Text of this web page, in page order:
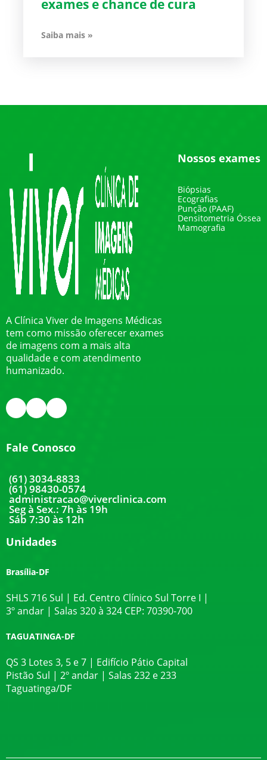
exames e chance de cura
Saiba mais »
A Clínica Viver de Imagens Médicas
tem como missão oferecer exames
de imagens com a mais alta
qualidade e com atendimento
humanizado.
Nossos exames
Biópsias
Ecografias
Punção (PAAF)
Densitometria Óssea
Mamografia
Fale Conosco
(61) 3034-8833
(61) 98430-0574
administracao@viverclinica.com
Seg à Sex.: 7h às 19h
Sáb 7:30 às 12h
Unidades
Brasília-DF
SHLS 716 Sul | Ed. Centro Clínico Sul Torre I |
3º andar | Salas 320 à 324 CEP: 70390-700
TAGUATINGA-DF
QS 3 Lotes 3, 5 e 7 | Edifício Pátio Capital
Pistão Sul | 2º andar | Salas 232 e 233
Taguatinga/DF